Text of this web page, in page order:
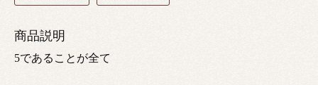
商品説明
5であることが全て